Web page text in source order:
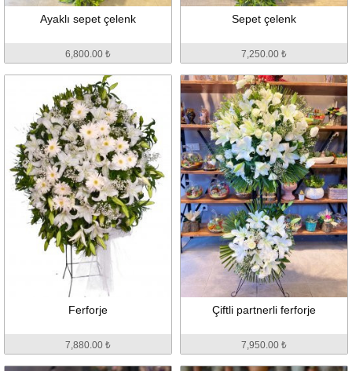
Ayaklı sepet çelenk
6,800.00 ₺
Sepet çelenk
7,250.00 ₺
Ferforje
7,880.00 ₺
Çiftli partnerli ferforje
7,950.00 ₺